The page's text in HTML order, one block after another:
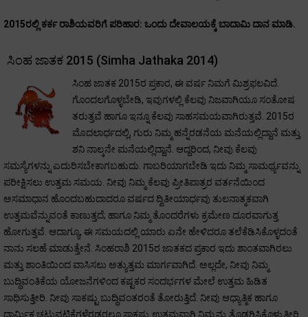
2015ರಲ್ಲಿ ಕರ್ಕ ರಾಶಿಯವರಿಗೆ ಪರಿಹಾರ: ಒಂದು ದೇವಾಲಯಕ್ಕೆ ಬಾದಾಮಿ ದಾನ ಮಾಡಿ.
ಸಿಂಹ ಜಾತಕ 2015 (Simha Jathaka 2014)
ಸಿಂಹ ಜಾತಕ 2015ರ ಪ್ರಕಾರ, ಈ ವರ್ಷ ನಿಮಗೆ ಮಿಶ್ರಫಲವಿದೆ.
ಗೊಂದಲಗೊಳ್ಳಬೇಡಿ, ಇವುಗಳಲ್ಲಿ ಕೆಲವು ನಿಜವಾಗಿಯೂ ಸಂತೋಷ
ತರುತ್ತವೆ ಹಾಗೂ ಇನ್ನೂ ಕೆಲವು ಸಾಹಸಮಯವಾಗಿರುತ್ತವೆ. 2015ರ
ಮೊದಲಾರ್ಧದಲ್ಲಿ, ಗುರು ನಿಮ್ಮ ಹನ್ನೆರಡನೆಯ ಮನೆಯಲ್ಲಿದ್ದಾನೆ ಮತ್ತು
ಶನಿ ನಾಲ್ಕನೇ ಮನೆಯಲ್ಲಿದ್ದಾನೆ. ಆದ್ದರಿಂದ, ನೀವು ಕೆಲವು
ಸಮಸ್ಯೆಗಳನ್ನು ಎದುರಿಸಬೇಕಾಗಬಹುದು. ಗಾಬರಿಯಾಗಬೇಡಿ ಇದು ನಿಮ್ಮ ಸಾಮರ್ಥ್ಯವನ್ನು
ಪರೀಕ್ಷಿಸಲು ಉತ್ತಮ ಸಮಯ. ನೀವು ನಿಮ್ಮ ಕೆಲವು ಪ್ರೀತಿಪಾತ್ರರ ವರ್ತನೆಯಿಂದ
ಅಸಮಾಧಾನ ಹೊಂದಬಹುದಾದರೂ ವರ್ಷದ ದ್ವಿತೀಯಾರ್ಧವು ತುಲನಾತ್ಮಕವಾಗಿ
ಉತ್ತಮವೆನ್ನುವಂತೆ ಕಾಣುತ್ತದೆ; ಹಾಗೂ ನಿಮ್ಮ ತೊಂದರೆಗಳು ಕ್ರಮೇಣ ದೂರವಾಗುತ್ತ
ಹೋಗುತ್ತವೆ. ಆದಾಗ್ಯೂ, ಈ ಸಮಯದಲ್ಲಿ ಯಾರು ಏನೇ ಹೇಳಿದರೂ ತಲೆಕೆಡಿಸಿಕೊಳ್ಳದಂತೆ
ನಾನು ಸಲಹೆ ಮಾಡುತ್ತೇನೆ. ಸಿಂಹರಾಶಿ 2015ರ ಜಾತಕದ ಪ್ರಕಾರ ಇದು ಶಾಂತವಾಗಿರಲು
ಮತ್ತು ಶಾಂತಿಯಿಂದ ವಾಸಿಸಲು ಅತ್ಯುತ್ತಮ ಮಾರ್ಗವಾಗಿದೆ. ಅಲ್ಲದೇ, ನೀವು ನಿಮ್ಮ
ಬುದ್ಧಿವಂತಿಕೆಯ ಯೋಜನೆಗಳಿಂದ ಕಷ್ಟಕರ ಸಂದರ್ಭಗಳ ಮೇಲೆ ಉತ್ತಮ ಹಿಡಿತ
ಸಾಧಿಸುತ್ತೀರಿ. ನೀವು ಸಾಕಷ್ಟು ಬುದ್ಧಿವಂತರಂತೆ ತೋರುತ್ತಿದೆ. ನೀವು ಆಧ್ಯಾತ್ಮಿಕ ಹಾಗೂ
ಧಾರ್ಮಿಕ ಚಟುವಟಿಕೆಗಳೆರಡರಲ್ಲೂ ಸಾಕಷ್ಟು ಉತ್ತಮವಾಗಿ ನಿಮ್ಮನ್ನು ತೊಡಗಿಸಿಕೊಳ್ಳುತ್ತೀರಿ.